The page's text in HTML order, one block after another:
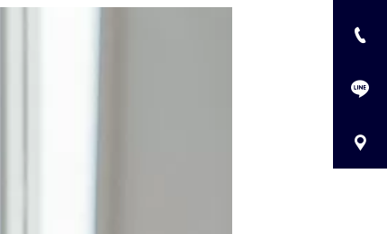
ホワイトニング
異常？チェック方法と対策